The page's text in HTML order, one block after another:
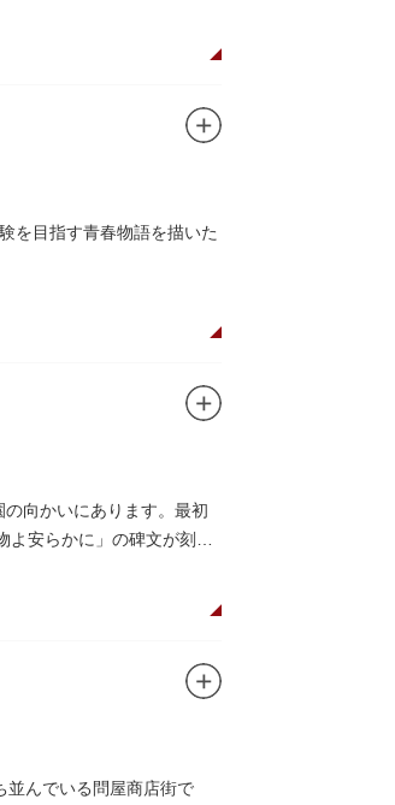
を目指す青春物語を描いた
向かいにあります。最初
安らかに」の碑文が刻ま
並んでいる問屋商店街で